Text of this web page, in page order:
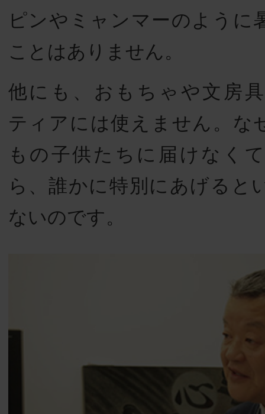
ピンやミャンマーのように
ことはありません。
他にも、おもちゃや文房
ティアには使えません。な
もの子供たちに届けなく
ら、誰かに特別にあげると
ないのです。